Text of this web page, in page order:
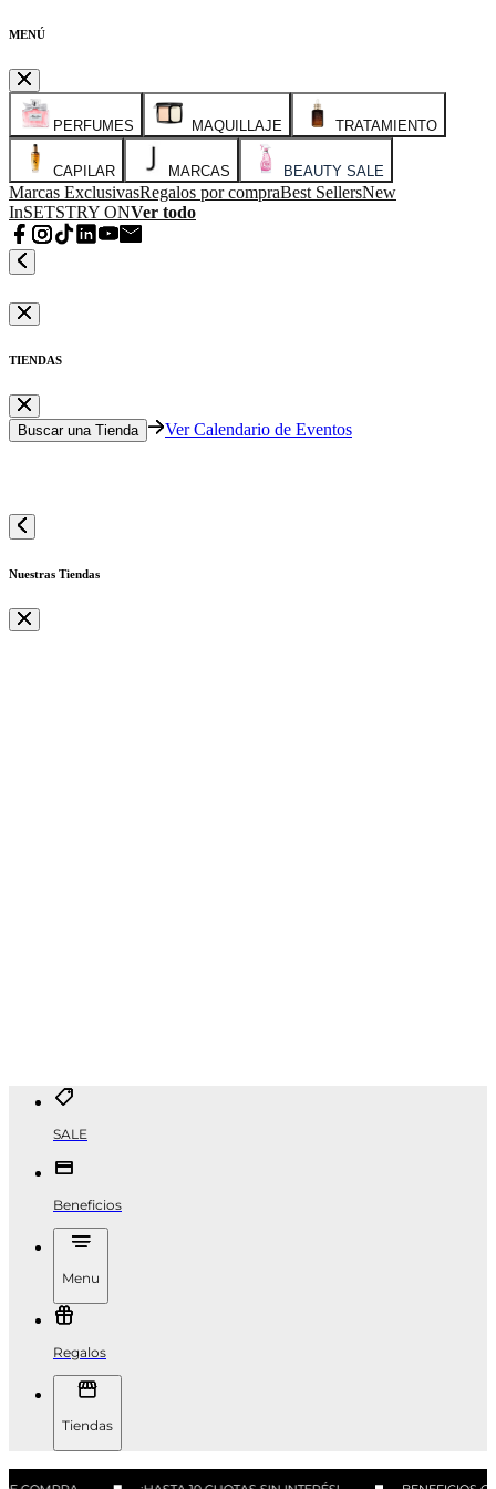
MENÚ
PERFUMES MAQUILLAJE TRATAMIENTO
CAPILAR MARCAS BEAUTY SALE
Marcas ExclusivasRegalos por compraBest SellersNew
InSETSTRY ONVer todo
TIENDAS
Buscar una Tienda Ver Calendario de Eventos
Nuestras Tiendas
SALE
Beneficios
Menu
Regalos
Tiendas